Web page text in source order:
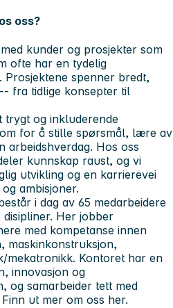
oss?
kunder og prosjekter som
ofte har en tydelig
Prosjektene spenner bredt,
fra tidlige konsepter til
trygt og inkluderende
for å stille spørsmål, lære av
arbeidshverdag. Hos oss
kunnskap raust, og vi
utvikling og en karrierevei
ambisjoner.
i dag av 65 medarbeidere
Her jobber
med kompetanse innen
maskinkonstruksjon,
mekatronikk. Kontoret har en
innovasjon og
og samarbeider tett med
ut mer om oss her.